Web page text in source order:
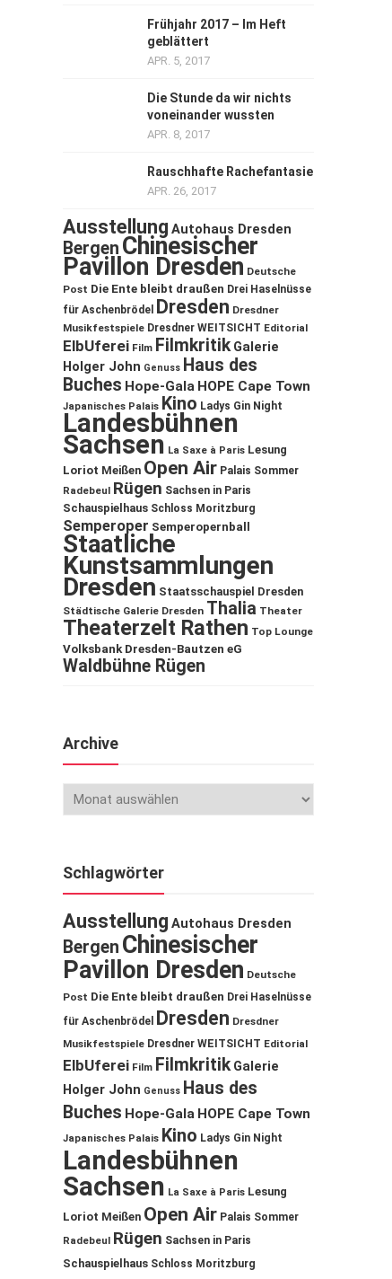
Frühjahr 2017 – Im Heft
geblättert
APR. 5, 2017
Die Stunde da wir nichts
voneinander wussten
APR. 8, 2017
Rauschhafte Rachefantasie
APR. 26, 2017
Ausstellung Autohaus Dresden
Bergen Chinesischer
Pavillon Dresden Deutsche
Post Die Ente bleibt draußen Drei Haselnüsse
für Aschenbrödel
Dresden Dresdner
Musikfestspiele Dresdner WEITSICHT Editorial
ElbUferei Film Filmkritik Galerie
Holger John Genuss Haus des
Buches Hope-Gala HOPE Cape Town
Japanisches Palais Kino Ladys Gin Night
Landesbühnen
Sachsen La Saxe à Paris Lesung
Loriot Meißen Open Air Palais Sommer
Radebeul Rügen Sachsen in Paris
Schauspielhaus Schloss Moritzburg
Semperoper Semperopernball
Staatliche
Kunstsammlungen
Dresden Staatsschauspiel Dresden
Städtische Galerie Dresden Thalia Theater
Theaterzelt Rathen Top Lounge
Volksbank Dresden-Bautzen eG
Waldbühne Rügen
Archive
Schlagwörter
Ausstellung Autohaus Dresden
Bergen Chinesischer
Pavillon Dresden Deutsche
Post Die Ente bleibt draußen Drei Haselnüsse
für Aschenbrödel
Dresden Dresdner
Musikfestspiele Dresdner WEITSICHT Editorial
ElbUferei Film Filmkritik Galerie
Holger John Genuss Haus des
Buches Hope-Gala HOPE Cape Town
Japanisches Palais Kino Ladys Gin Night
Landesbühnen
Sachsen La Saxe à Paris Lesung
Loriot Meißen Open Air Palais Sommer
Radebeul Rügen Sachsen in Paris
Schauspielhaus Schloss Moritzburg